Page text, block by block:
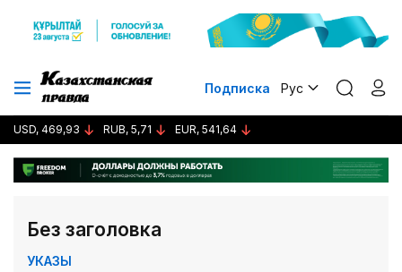
Подписка Рус
USD, 469,93 RUB, 5,71 EUR, 541,64
Без заголовка
УКАЗЫ